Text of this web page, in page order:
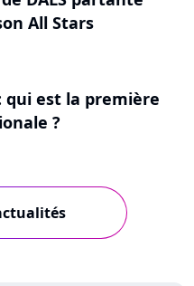
All Stars
qui est la première
?